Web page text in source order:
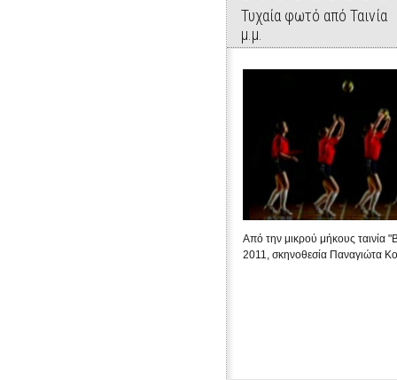
Τυχαία φωτό από Ταινία
μ.μ.
Από την μικρού μήκους ταινία
2011, σκηνοθεσία Παναγιώτα